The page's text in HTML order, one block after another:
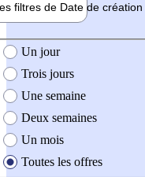
filtres de Date de création
création de l'offre
Un jour
Trois jours
Une semaine
Deux semaines
Un mois
Toutes les offres